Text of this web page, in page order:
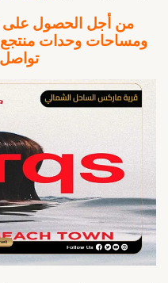
من أجل الحصول على
ومساحات وحدات
تواصل